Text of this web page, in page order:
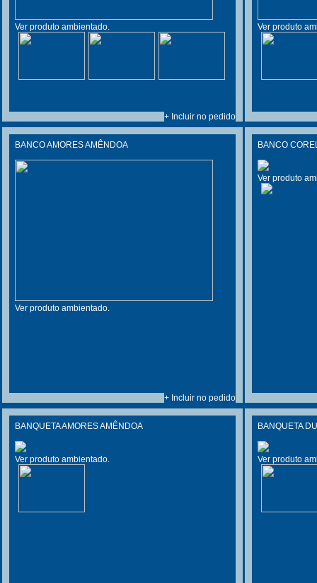
Ver produto ambientado.
+ Incluir no pedido
Ver produto
BANCO AMORES AMÊNDOA
Ver produto ambientado.
+ Incluir no pedido
BANCO
Ver produto
BANQUETA AMORES AMÊNDOA
Ver produto ambientado.
BANQUETA
Ver produto